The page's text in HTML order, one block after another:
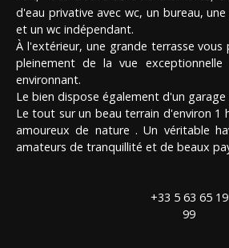
d'eau privative avec wc, un bureau,
et un wc indépendant.
À l'extérieur, une grande terrasse
pleinement de la vue
environnant.
Le bien dispose également d'un
Le tout sur un beau terrain d'environ 1
amoureux de nature . Un véritable
amateurs de tranquillité et de beaux
+33 5 63 65 19
99